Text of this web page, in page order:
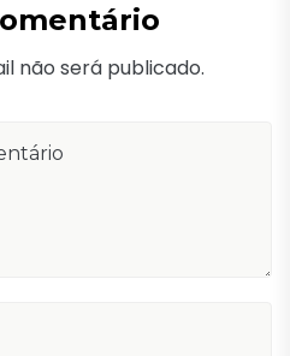
não será publicado.